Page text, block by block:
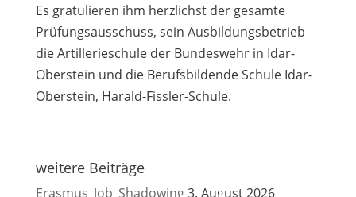
Es gratulieren ihm herzlichst der gesamte
Prüfungsausschuss, sein Ausbildungsbetrieb
die Artillerieschule der Bundeswehr in Idar-
Oberstein und die Berufsbildende Schule Idar-
Oberstein, Harald-Fissler-Schule.
weitere Beiträge
Erasmus_Job_Shadowing3. August 2026